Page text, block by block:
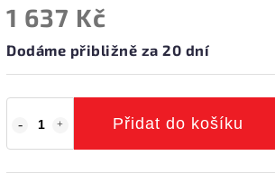
1 637 Kč
Dodáme přibližně za 20 dní
Přidat do košíku